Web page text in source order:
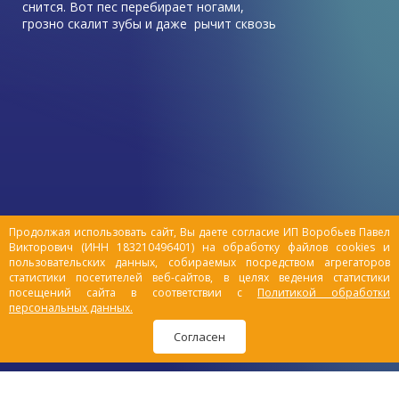
Продолжая использовать сайт, Вы даете согласие ИП Воробьев Павел
Викторович (ИНН 183210496401) на обработку файлов cookies и
пользовательских данных, собираемых посредством агрегаторов
статистики посетителей веб-сайтов, в целях ведения статистики
посещений сайта в соответствии с Политикой обработки
персональных данных.
Согласен
снится. Вот пес перебирает ногами,
грозно скалит зубы и даже рычит сквозь